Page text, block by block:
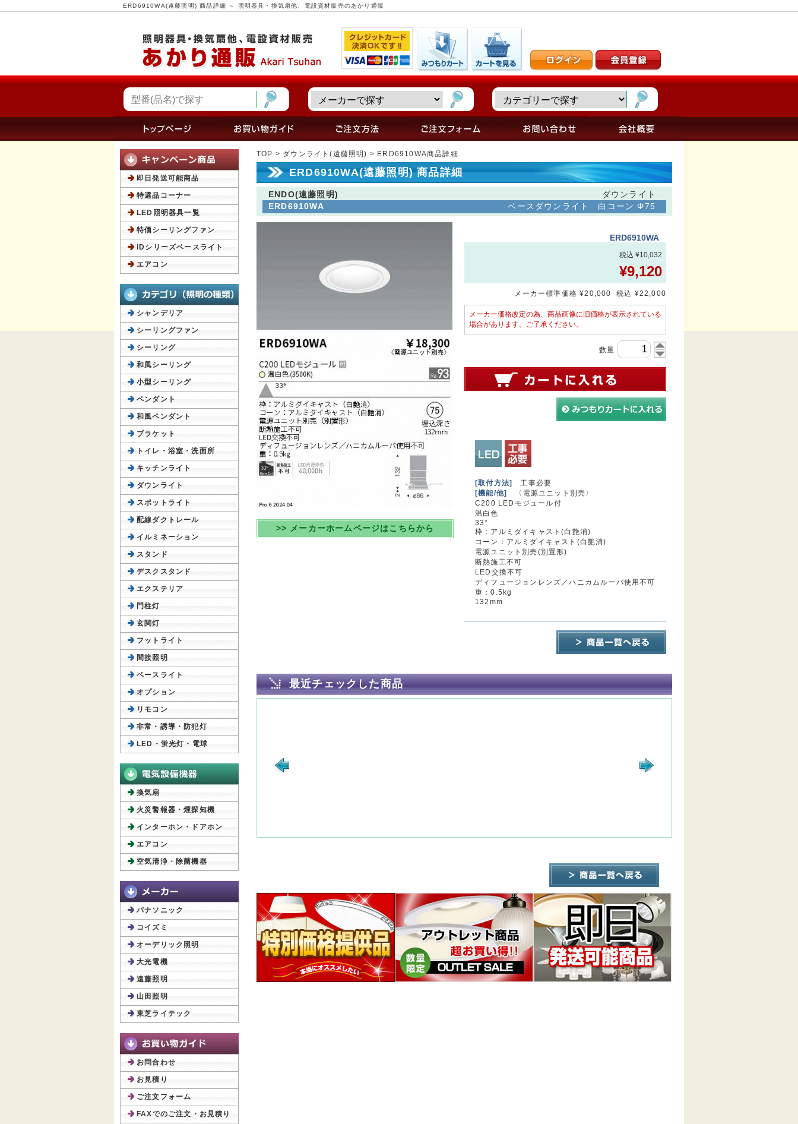
ERD6910WA(遠藤照明) 商品詳細 ～ 照明器具・換気扇他、電設資材販売のあかり通販
TOP > ダウンライト(遠藤照明) > ERD6910WA商品詳細
ERD6910WA(遠藤照明) 商品詳細
ENDO(遠藤照明)
ダウンライト
ERD6910WA
ベースダウンライト 白コーン Φ75
>> メーカーホームページはこちらから
ERD6910WA
税込 ¥10,032
¥9,120
メーカー標準価格 ¥20,000 税込 ¥22,000
メーカー価格改定の為、商品画像に旧価格が表示されている
場合があります。ご了承ください。
数量
[取付方法]
工事必要
[機能/他]
〈電源ユニット別売〉
C200 LEDモジュール付
温白色
33°
枠：アルミダイキャスト(白艶消)
コーン：アルミダイキャスト(白艶消)
電源ユニット別売(別置形)
断熱施工不可
LED交換不可
ディフュージョンレンズ／ハニカムルーバ使用不可
重：0.5kg
132mm
最近チェックした商品
即日発送可能商品
特選品コーナー
LED照明器具一覧
特価シーリングファン
iDシリーズベースライト
エアコン
シャンデリア
シーリングファン
シーリング
和風シーリング
小型シーリング
ペンダント
和風ペンダント
ブラケット
トイレ・浴室・洗面所
キッチンライト
ダウンライト
スポットライト
配線ダクトレール
イルミネーション
スタンド
デスクスタンド
エクステリア
門柱灯
玄関灯
フットライト
間接照明
ベースライト
オプション
リモコン
非常・誘導・防犯灯
LED・蛍光灯・電球
換気扇
火災警報器・煙探知機
インターホン・ドアホン
エアコン
空気清浄・除菌機器
パナソニック
コイズミ
オーデリック照明
大光電機
遠藤照明
山田照明
東芝ライテック
お問合わせ
お見積り
ご注文フォーム
FAXでのご注文・お見積り